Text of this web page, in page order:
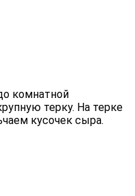
комнатной
терку. На терке
кусочек сыра.